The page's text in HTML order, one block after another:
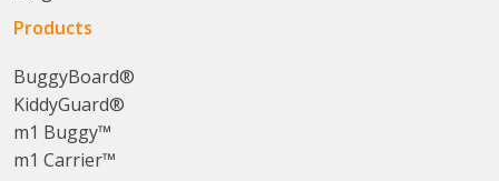
Products
BuggyBoard®
KiddyGuard®
m1 Buggy™
m1 Carrier™